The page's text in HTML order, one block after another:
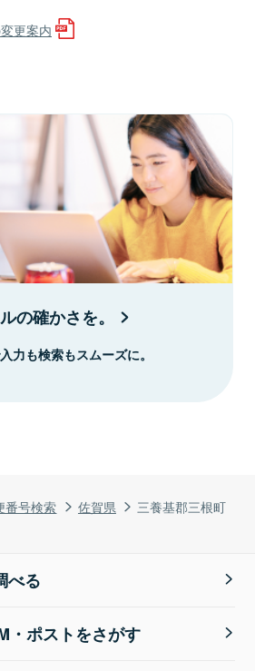
番号検索 佐賀県 三養基郡三根町
更案内
の確かさを。
力も検索もスムーズに。
べる
・ポストをさがす